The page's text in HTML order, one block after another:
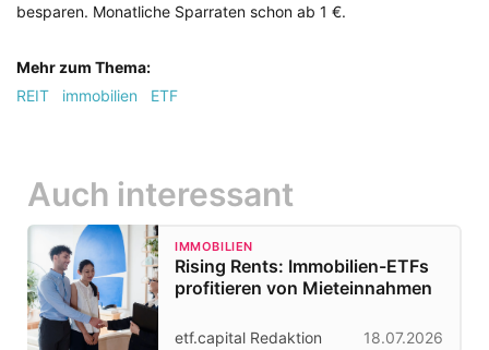
besparen. Monatliche Sparraten schon ab 1 €.
Mehr zum Thema:
REIT
immobilien ETF
Auch interessant
IMMOBILIEN
Rising Rents: Immobilien-ETFs
profitieren von Mieteinnahmen
etf.capital Redaktion 18.07.2026